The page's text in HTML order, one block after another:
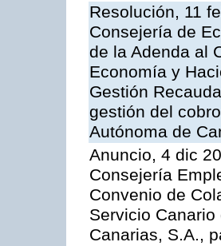
Resolución, 11
Consejería de
de la Adenda al
Economía y
Gestión
gestión del
Autónoma de
Anuncio, 4 dic
Consejería
Convenio de
Servicio
Canarias, S.A.,